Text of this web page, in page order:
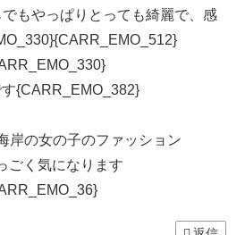
もやっぱりとっても綺麗で、感
{CARR_EMO_382}
岸の女の子のファッション
ごく気になります